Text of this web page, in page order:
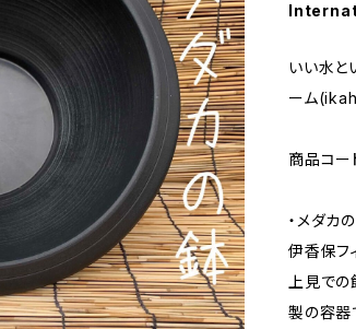
いい水と
ーム
商品コ
・メダカ
伊香保フ
上見での
製の容器